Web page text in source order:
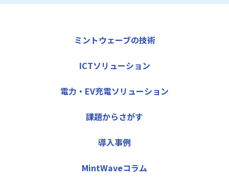
ミントウェーブの技術
ICTソリューション
電力・EV充電ソリューション
課題からさがす
導入事例
MintWaveコラム